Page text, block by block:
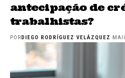
antecipação de
trabalhistas?
PORDIEGO RODRÍGUEZ VELÁZQUEZ